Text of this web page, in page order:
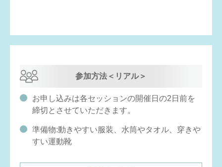
参加方法＜リアル＞
お申し込みは各セッションの開催日の2日前を
締切とさせていただきます。
準備物:動きやすい服装、水筒やタオル、穿きや
すい運動靴